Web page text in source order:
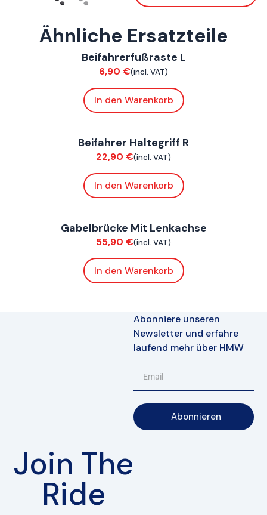
Ähnliche Ersatzteile
ConnE
Beifahrerfußraste L
6,90 €(incl. VAT)
In den Warenkorb
Beifahrer Haltegriff R
22,90 €(incl. VAT)
In den Warenkorb
Gabelbrücke Mit Lenkachse
55,90 €(incl. VAT)
In den Warenkorb
Join The
Ride
Abonniere unseren
Newsletter und erfahre
laufend mehr über HMW
Abonnieren